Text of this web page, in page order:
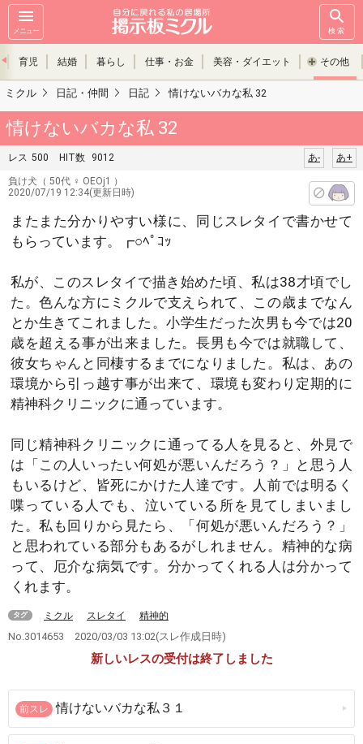
メニュー 検索
育児 結婚 暮らし 仕事・お金 美容・ダイエット その他
ミクル 日記・仲間 日記 情けないバカな私 32
情けないバカな私 32
レス 500 HIT数 9012 あ+
あ-
負け犬 （ 50代 ♀ OEOj1 ）
2020/07/19 12:34(更新日時)
またまた分かりやすい様に、同じスレタイで書かせて
もらっています。┏○ﾍﾟｺｯ
私が、このスレタイで描き始めた頃、私は38才頃でし
た。色んな方にミクルで支えられて、この歳までなん
とか生きてこれました。小学生だった次男も今では20
歳を超える事が出来ました。長男も今では就職して、
彼女ちゃんと同棲するまでになりました。私は、あの
環境から引っ越す事が出来て、環境も変わり定期的に
精神科クリニックに通っています。
同じ精神科クリニックに通ってる人を見ると、外見で
は「この人いったい何処が悪いんだろう？」と思う人
もいるけど、皆死にかけた人達です。人前では明るく
喋っている人でも、泣いている所を見てしまいまし
た。私も回りから見たら、「何処が悪いんだろう？」
と思われている部分もあるがしれません。精神的な病
って、厄介な病気です。分かってくれる人は分かって
くれます。
タグ ミクル スレタイ 精神的
No.3014653 2020/03/03 13:02(スレ作成日時)
新しいレスの受付は終了しました
前スレ 情けないバカな私３１